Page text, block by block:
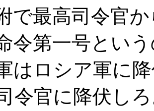
で最高司令官
令第一号とい
はロシア軍に
令官に降伏し